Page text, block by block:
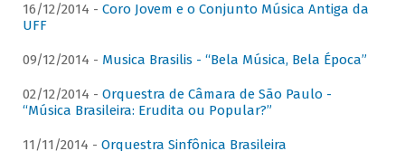
16/12/2014 - Coro Jovem e o Conjunto Música Antiga da
UFF
09/12/2014 - Musica Brasilis - “Bela Música, Bela Época”
02/12/2014 - Orquestra de Câmara de São Paulo -
“Música Brasileira: Erudita ou Popular?”
11/11/2014 - Orquestra Sinfônica Brasileira